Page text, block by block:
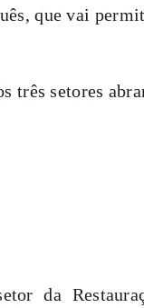
que vai
três setores
da